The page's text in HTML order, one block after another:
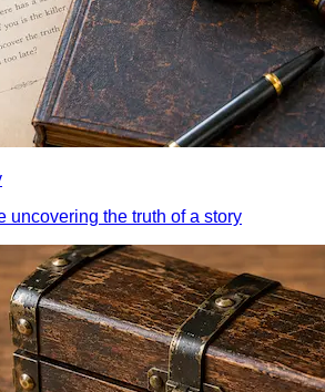
uncovering the truth of a story